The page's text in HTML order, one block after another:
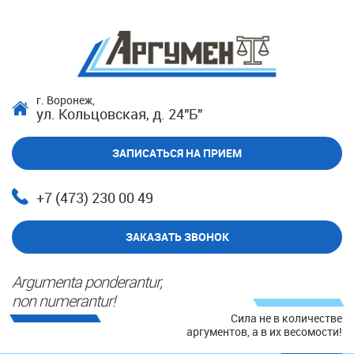
г. Воронеж,
ул. Кольцовская, д. 24"Б"
ЗАПИСАТЬСЯ НА ПРИЕМ
+7 (473) 230 00 49
ЗАКАЗАТЬ ЗВОНОК
Argumenta ponderantur,
non numerantur!
Сила не в количестве
аргументов, а в их весомости!